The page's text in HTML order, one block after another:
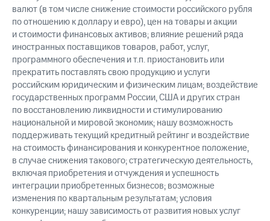
валют (в том числе снижение стоимости российского рубля
по отношению к доллару и евро), цен на товары и акции
и стоимости финансовых активов; влияние решений ряда
иностранных поставщиков товаров, работ, услуг,
программного обеспечения и т.п. приостановить или
прекратить поставлять свою продукцию и услуги
российским юридическим и физическим лицам; воздействие
государственных программ России, США и других стран
по восстановлению ликвидности и стимулированию
национальной и мировой экономик; нашу возможность
поддерживать текущий кредитный рейтинг и воздействие
на стоимость финансирования и конкурентное положение,
в случае снижения такового; стратегическую деятельность,
включая приобретения и отчуждения и успешность
интеграции приобретенных бизнесов; возможные
изменения по квартальным результатам; условия
конкуренции; нашу зависимость от развития новых услуг